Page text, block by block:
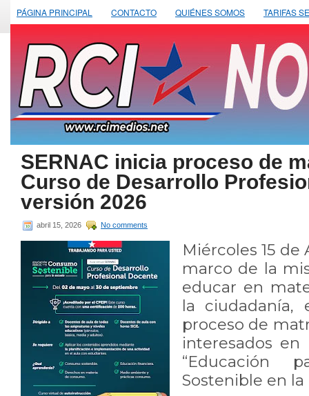
PÁGINA PRINCIPAL CONTACTO QUIÉNES SOMOS TARIFAS
SERNAC inicia proceso de
Curso de Desarrollo
versión 2026
abril 15, 2026 No comments
Miércoles 15
marco de la
educar en
la ciudadanía,
proceso de
interesados
“Educación
Sostenible en la